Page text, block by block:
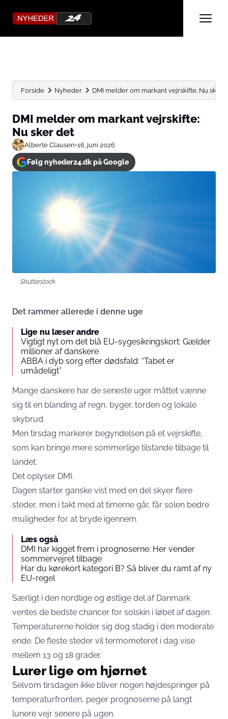
Forside Nyheder DMI melder om markant vejrskifte: Nu sker
DMI melder om markant vejrskifte:
Nu sker det
Alberte Clausen•16. juni 2026
Følg nyheder24.dk på Google
Shutterstock
Det rammer allerede i denne uge
Lige nu læser andre
Vigtigt nyt om det blå EU-sygesikringskort: Gælder
millioner af danskere
ABBA i dyb sorg efter dødsfald: “Tabet er
umådeligt”
Mange danskere har de seneste uger måttet vænne
sig til en blanding af regn, byger, torden og lokale
skybrud.
Men tirsdag markerer begyndelsen på et vejrskifte,
som kan bringe mere sommerlige tilstande tilbage til
landet.
Det oplyser DMI.
Dagen starter ganske vist med en del skyer flere
steder, men i takt med at timerne går, får solen bedre
muligheder for at bryde igennem.
Læs også
DMI har kigget frem i prognoserne: Her vender
sommervejret tilbage
Har du kørekort kategori B? Så bliver du ramt af ny
EU-regel
Særligt i den nordlige og østlige del af Danmark
ventes de bedste chancer for solskin i løbet af dagen.
Temperaturerne holder sig dog stadig i den moderate
ende. De fleste steder vil termometeret i dag vise
mellem 13 og 18 grader.
Lurer lige om hjørnet
Selvom tirsdagen ikke bliver nogen højdespringer på
temperaturfronten, peger prognoserne på langt
lunere vejr senere på ugen.